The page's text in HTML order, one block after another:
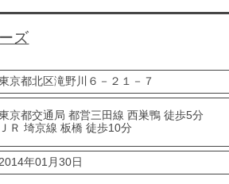
ズ
京都北区滝野川６－２１－７
京都交通局 都営三田線 西巣鴨 徒歩5分
ＪＲ 埼京線 板橋 徒歩10分
年01月30日